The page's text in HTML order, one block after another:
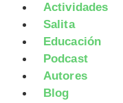
Actividades
Salita
Educación
Podcast
Autores
Blog